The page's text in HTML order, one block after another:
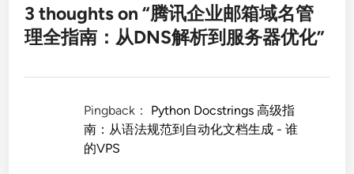
3 thoughts on “腾讯企业邮箱域名管
理全指南：从DNS解析到服务器优化”
Pingback： Python Docstrings 高级指
南：从语法规范到自动化文档生成 - 谁
的VPS